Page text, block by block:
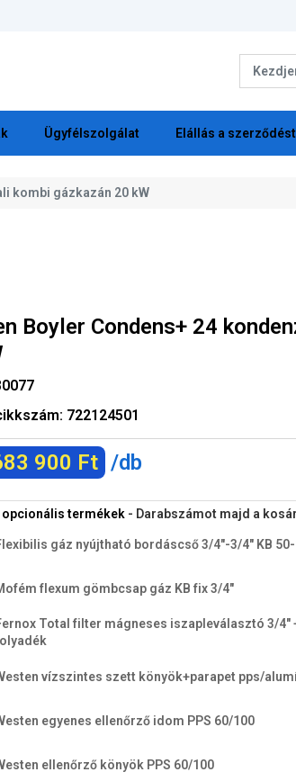
Ügyfélszolgálat Elállás a
kombi gázkazán 20 kW
Boyler Condens+ 24
722124501
900 Ft /db
termékek - Darabszámot majd a
gáz nyújtható bordáscső 3/4"-3/4" KB
flexum gömbcsap gáz KB fix 3/4"
Total filter mágneses iszapleválasztó 3/
vízszintes szett könyök+parapet pps/
egyenes ellenőrző idom PPS 60/100
ellenőrző könyök PPS 60/100